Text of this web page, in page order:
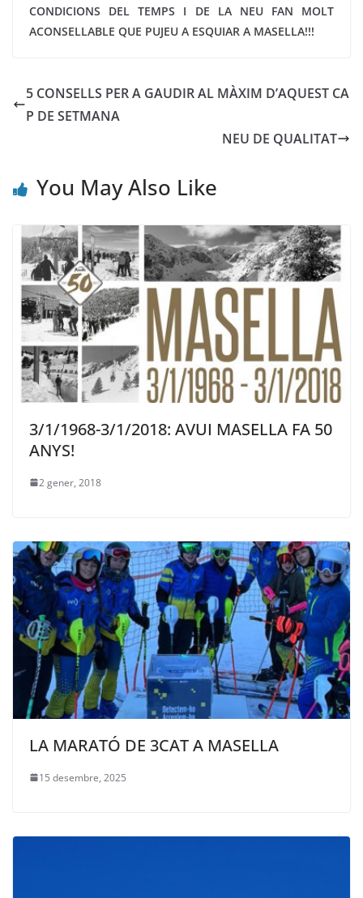
CONDICIONS DEL TEMPS I DE LA NEU FAN MOLT
ACONSELLABLE QUE PUJEU A ESQUIAR A MASELLA!!!
5 CONSELLS PER A GAUDIR AL MÀXIM D’AQUEST CA
P DE SETMANA
NEU DE QUALITAT
You May Also Like
3/1/1968-3/1/2018: AVUI MASELLA FA 50
ANYS!
2 gener, 2018
LA MARATÓ DE 3CAT A MASELLA
15 desembre, 2025